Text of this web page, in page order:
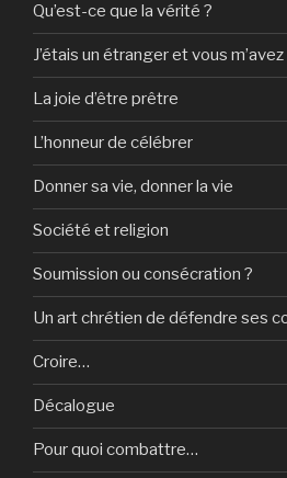
Qu’est-ce que la vérité ?
J’étais un étranger et vous
La joie d’être prêtre
L’honneur de célébrer
Donner sa vie, donner la vie
Société et religion
Soumission ou consécration ?
Un art chrétien de défendre ses
Croire…
Décalogue
Pour quoi combattre…